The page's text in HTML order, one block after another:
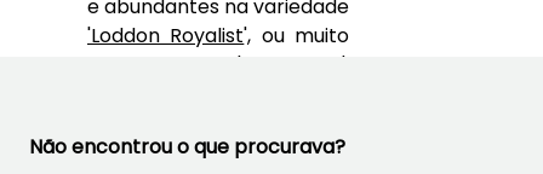
e abundantes na variedade
'Loddon Royalist', ou muito
compactas na 'Little John'.
plantas aromáticas e
Não encontrou o que procurava?